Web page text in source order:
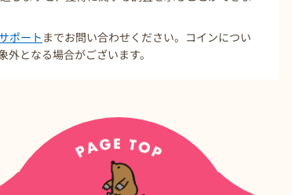
ポート までお問い合わせください。コインについ
となる場合がございます。